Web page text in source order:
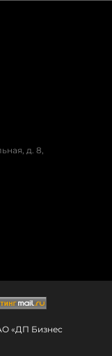
д. 8,
«ДП Бизнес